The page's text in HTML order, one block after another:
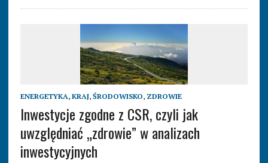
ENERGETYKA, KRAJ, ŚRODOWISKO, ZDROWIE
Inwestycje zgodne z CSR, czyli jak
uwzględniać „zdrowie” w analizach
inwestycyjnych